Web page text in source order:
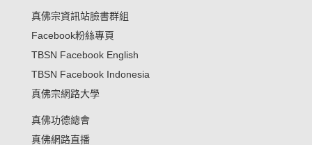
真佛宗資訊站臉書群組
Facebook粉絲專頁
TBSN Facebook English
TBSN Facebook Indonesia
真佛宗網路大學
真佛功德總會
真佛網路直播